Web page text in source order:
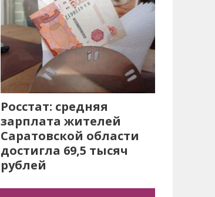
Росстат: средняя
зарплата жителей
Саратовской области
достигла 69,5 тысяч
рублей